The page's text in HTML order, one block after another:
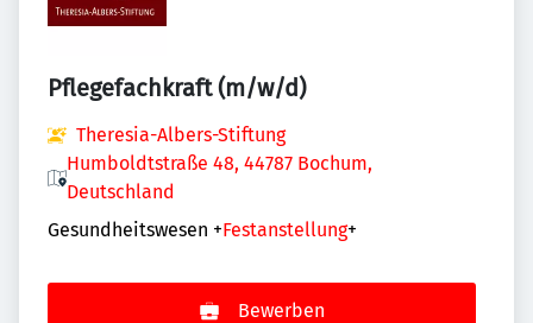
Pflegefachkraft (m/w/d)
Theresia-Albers-Stiftung
Humboldtstraße 48, 44787 Bochum,
Deutschland
Gesundheitswesen +Festanstellung+
Bewerben